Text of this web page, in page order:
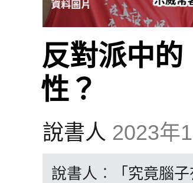
反對派中
性？
說書人 2023年
說書人︰「究竟腦